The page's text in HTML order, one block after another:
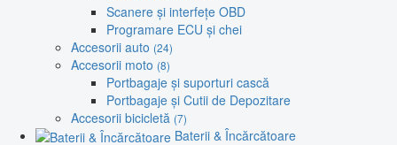
Scanere și interfețe OBD
Programare ECU și chei
Accesorii auto (24)
Accesorii moto (8)
Portbagaje și suporturi cască
Portbagaje și Cutii de Depozitare
Accesorii bicicletă (7)
Baterii & Încărcătoare